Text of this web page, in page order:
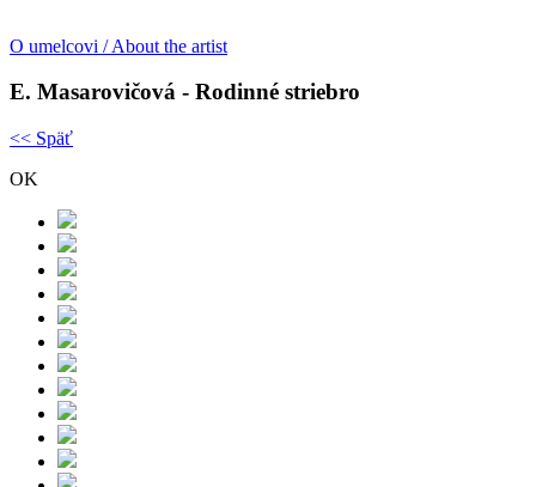
O umelcovi / About the artist
E. Masarovičová - Rodinné striebro
<< Späť
OK